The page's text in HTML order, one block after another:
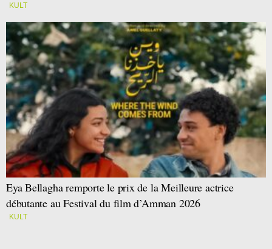
KULT
Eya Bellagha remporte le prix de la Meilleure actrice
débutante au Festival du film d’Amman 2026
KULT